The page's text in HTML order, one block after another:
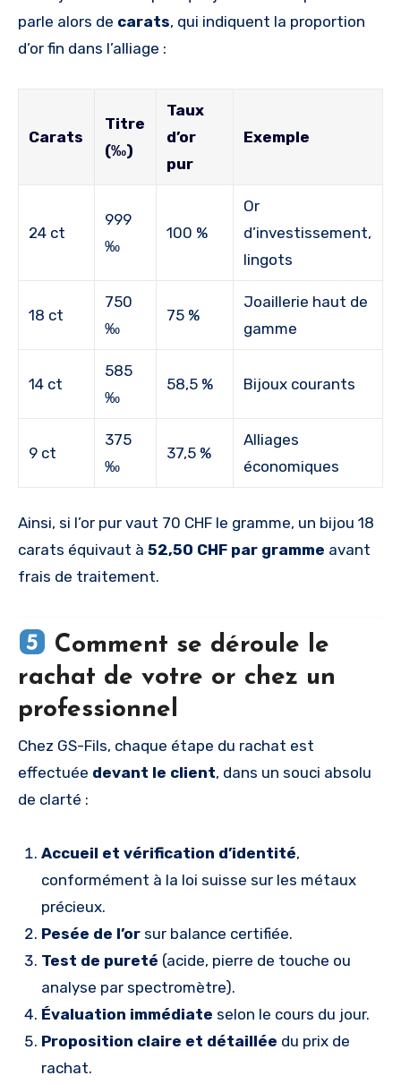
parle alors de carats, qui indiquent la proportion
d’or fin dans l’alliage :
Carats
Titre
(‰)
Taux
d’or
pur
Exemple
24 ct
999
‰
100 %
Or
d’investissement,
lingots
18 ct
750
‰
75 %
Joaillerie haut de
gamme
14 ct
585
‰
58,5 % Bijoux courants
9 ct
375
‰
37,5 %
Alliages
économiques
Ainsi, si l’or pur vaut 70 CHF le gramme, un bijou 18
carats équivaut à 52,50 CHF par gramme avant
frais de traitement.
Comment se déroule le
rachat de votre or chez un
professionnel
Chez GS-Fils, chaque étape du rachat est
effectuée devant le client, dans un souci absolu
de clarté :
Accueil et vérification d’identité,
conformément à la loi suisse sur les métaux
précieux.
Pesée de l’orsur balance certifiée.
Test de pureté (acide, pierre de touche ou
analyse par spectromètre).
Évaluation immédiate selon le cours du jour.
Proposition claire et détaillée du prix de
rachat.